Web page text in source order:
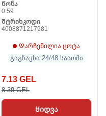
Წონა
0.59
Შტრიხკოდი
4008871217981
Დარჩენილია ცოტა
გაგზავნა 24/48 საათში
7.13 GEL
8.39 GEL
Ყიდვა